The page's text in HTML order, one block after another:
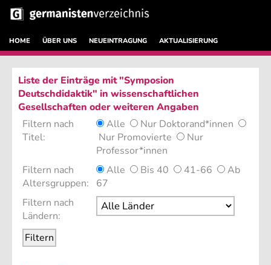
HOME ÜBER UNS NEUEINTRAGUNG AKTUALISIERUNG
Liste der Einträge mit "Symposion
Deutschdidaktik" in wissenschaftlichen
Gesellschaften oder weiteren Angaben
Filtern nach
Titel:
Alle
Nur Doktorand*innen
Nur Promovierte
Nur
Professor*innen
Filtern nach
Altersgruppen:
Alle Bis 40 41-66
Ab
67
Filtern nach
Ländern: